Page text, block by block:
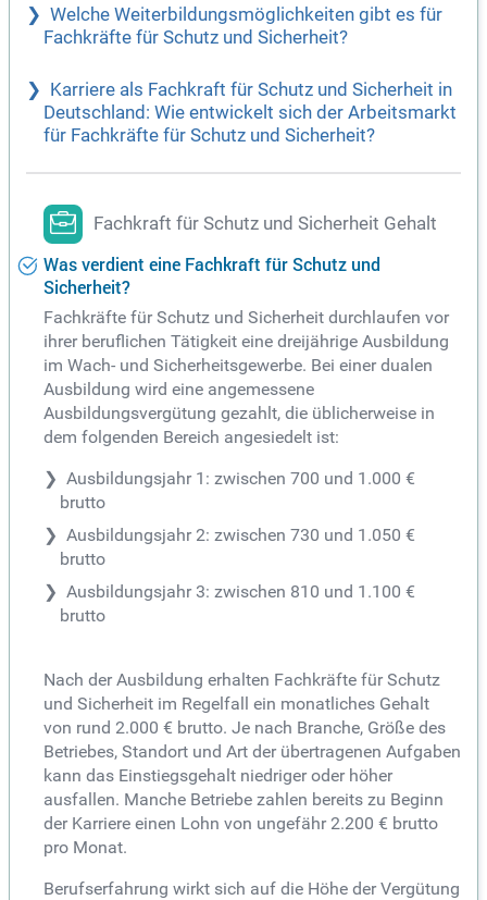
Welche Weiterbildungsmöglichkeiten gibt es für
Fachkräfte für Schutz und Sicherheit?
Karriere als Fachkraft für Schutz und Sicherheit in
Deutschland: Wie entwickelt sich der Arbeitsmarkt
für Fachkräfte für Schutz und Sicherheit?
Fachkraft für Schutz und Sicherheit Gehalt
Was verdient eine Fachkraft für Schutz und
Sicherheit?
Fachkräfte für Schutz und Sicherheit durchlaufen vor
ihrer beruflichen Tätigkeit eine dreijährige Ausbildung
im Wach- und Sicherheitsgewerbe. Bei einer dualen
Ausbildung wird eine angemessene
Ausbildungsvergütung gezahlt, die üblicherweise in
dem folgenden Bereich angesiedelt ist:
Ausbildungsjahr 1: zwischen 700 und 1.000 €
brutto
Ausbildungsjahr 2: zwischen 730 und 1.050 €
brutto
Ausbildungsjahr 3: zwischen 810 und 1.100 €
brutto
Nach der Ausbildung erhalten Fachkräfte für Schutz
und Sicherheit im Regelfall ein monatliches Gehalt
von rund 2.000 € brutto. Je nach Branche, Größe des
Betriebes, Standort und Art der übertragenen Aufgaben
kann das Einstiegsgehalt niedriger oder höher
ausfallen. Manche Betriebe zahlen bereits zu Beginn
der Karriere einen Lohn von ungefähr 2.200 € brutto
pro Monat.
Berufserfahrung wirkt sich auf die Höhe der Vergütung